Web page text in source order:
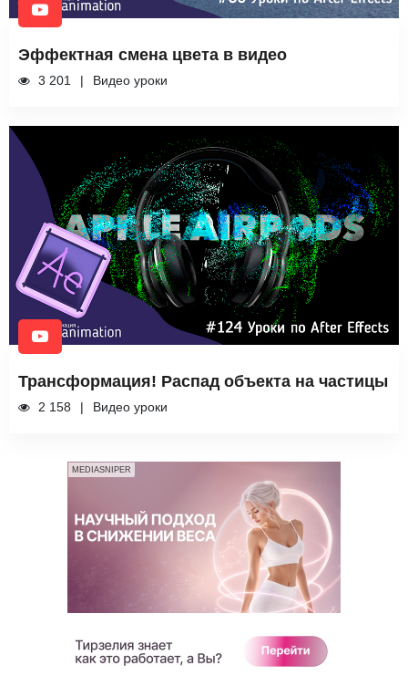
Эффектная смена цвета в видео
3 201 Видео уроки
Трансформация! Распад объекта на частицы
2 158 Видео уроки
MEDIASNIPER